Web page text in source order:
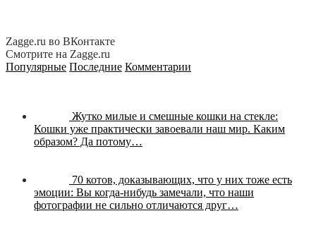
Zagge.ru во ВКонтакте
Смотрите на Zagge.ru
Популярные Последние Комментарии
Жутко милые и смешные кошки на стекле:
Кошки уже практически завоевали наш мир. Каким
образом? Да потому…
70 котов, доказывающих, что у них тоже есть
эмоции: Вы когда-нибудь замечали, что наши
фотографии не сильно отличаются друг…